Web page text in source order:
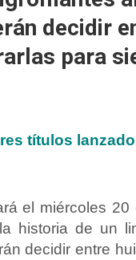
decidir
para
títulos
el miércoles
historia de un
decidir entre